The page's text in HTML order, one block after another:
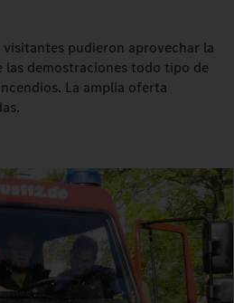
pudieron aprovechar la
las demostraciones todo tipo de
La amplia oferta